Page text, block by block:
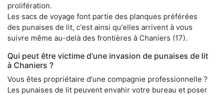
prolifération.
Les sacs de voyage font partie des planques préférées
des punaises de lit, c'est ainsi qu'elles arrivent à vous
suivre même au-delà des frontières à Chaniers (17).
Qui peut être victime d'une invasion de punaises de lit
à Chaniers ?
Vous êtes propriétaire d'une compagnie professionnelle ?
Les punaises de lit peuvent envahir votre bureau et poser